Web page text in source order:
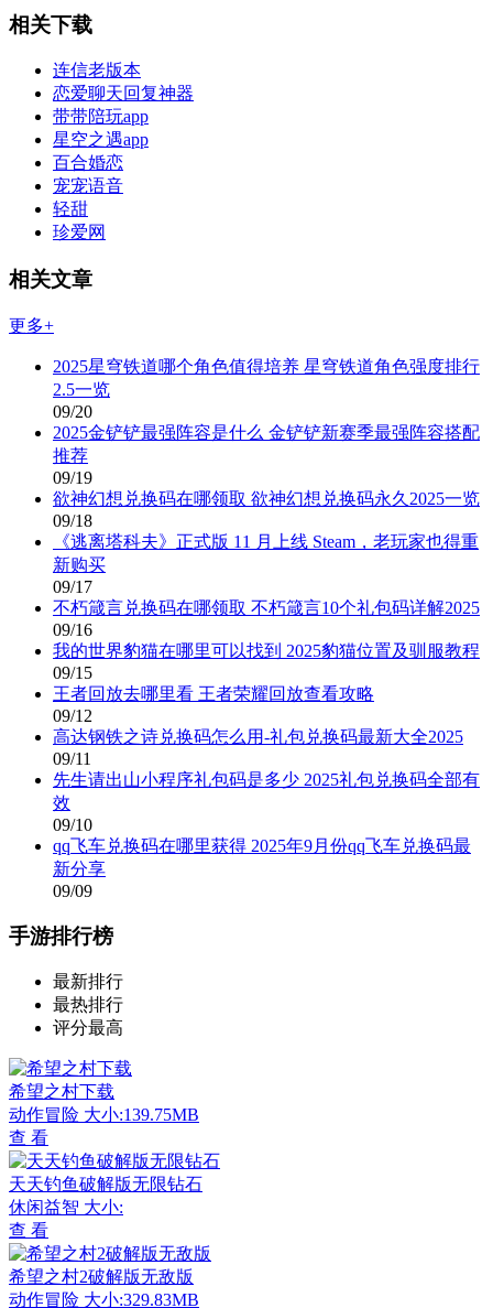
相关下载
连信老版本
恋爱聊天回复神器
带带陪玩app
星空之遇app
百合婚恋
宠宠语音
轻甜
珍爱网
相关文章
更多+
2025星穹铁道哪个角色值得培养 星穹铁道角色强度排行
2.5一览
09/20
2025金铲铲最强阵容是什么 金铲铲新赛季最强阵容搭配
推荐
09/19
欲神幻想兑换码在哪领取 欲神幻想兑换码永久2025一览
09/18
《逃离塔科夫》正式版 11 月上线 Steam，老玩家也得重
新购买
09/17
不朽箴言兑换码在哪领取 不朽箴言10个礼包码详解2025
09/16
我的世界豹猫在哪里可以找到 2025豹猫位置及驯服教程
09/15
王者回放去哪里看 王者荣耀回放查看攻略
09/12
高达钢铁之诗兑换码怎么用-礼包兑换码最新大全2025
09/11
先生请出山小程序礼包码是多少 2025礼包兑换码全部有
效
09/10
qq飞车兑换码在哪里获得 2025年9月份qq飞车兑换码最
新分享
09/09
手游排行榜
最新排行
最热排行
评分最高
希望之村下载
动作冒险 大小:139.75MB
查 看
天天钓鱼破解版无限钻石
休闲益智 大小:
查 看
希望之村2破解版无敌版
动作冒险 大小:329.83MB